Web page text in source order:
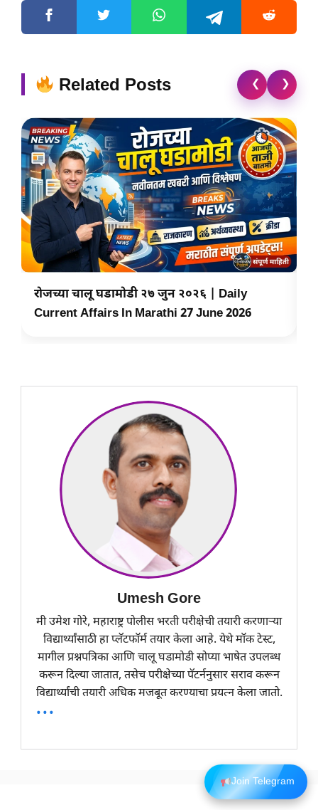
Related Posts ❮ ❯
रोजच्या चालू घडामोडी २७ जुन २०२६ | Daily
Current Affairs In Marathi 27 June 2026
Umesh Gore
मी उमेश गोरे, महाराष्ट्र पोलीस भरती परीक्षेची तयारी करणाऱ्या
विद्यार्थ्यांसाठी हा प्लॅटफॉर्म तयार केला आहे. येथे मॉक टेस्ट,
मागील प्रश्नपत्रिका आणि चालू घडामोडी सोप्या भाषेत उपलब्ध
करून दिल्या जातात, तसेच परीक्षेच्या पॅटर्ननुसार सराव करून
विद्यार्थ्यांची तयारी अधिक मजबूत करण्याचा प्रयत्न केला जातो.
...
Join Telegram